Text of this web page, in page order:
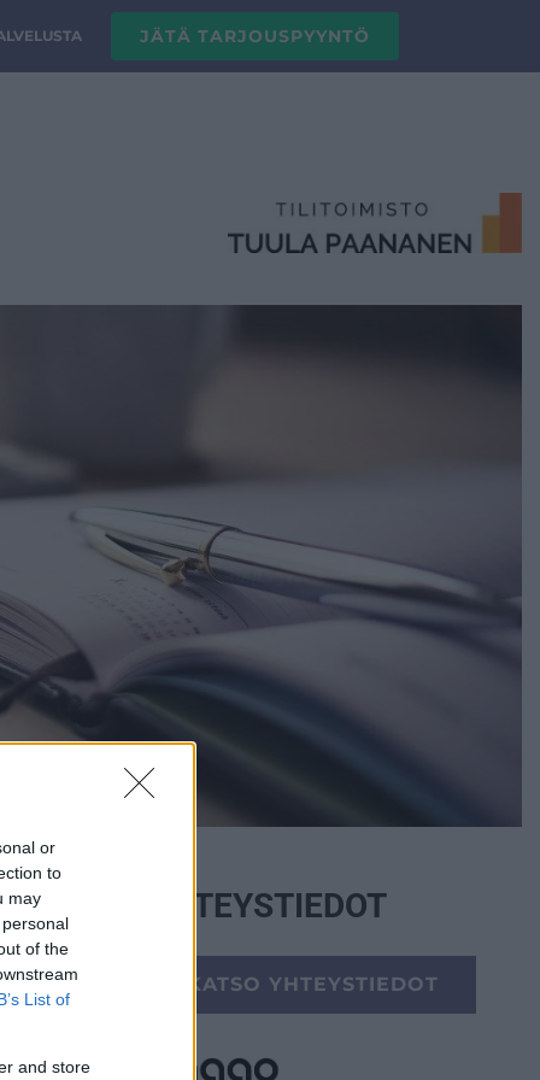
or
to
may
of the
List of
and store
JÄTÄ TARJOUSPYYNTÖ
YHTEYSTIEDOT
KATSO YHTEYSTIEDOT